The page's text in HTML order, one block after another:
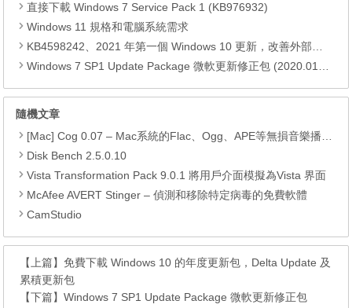
直接下載 Windows 7 Service Pack 1 (KB976932)
Windows 11 規格和電腦系統需求
KB4598242、2021 年第一個 Windows 10 更新，改善外部裝置安全性、解決HTTPS安全漏洞、印表機呼叫(RPC)漏洞
Windows 7 SP1 Update Package 微軟更新修正包 (2020.01月份)
隨機文章
[Mac] Cog 0.07 – Mac系統的Flac、Ogg、APE等無損音樂播放器
Disk Bench 2.5.0.10
Vista Transformation Pack 9.0.1 將用戶介面模擬為Vista 界面
McAfee AVERT Stinger – 偵測和移除特定病毒的免費軟體
CamStudio
【上篇】免費下載 Windows 10 的年度更新包，Delta Update 及
累積更新包
【下篇】Windows 7 SP1 Update Package 微軟更新修正包